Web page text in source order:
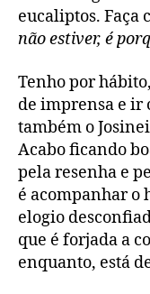
eucaliptos. Faça
não estiver, é
Tenho por
de imprensa e
também o
Acabo ficando
pela resenha e
é acompanhar o
elogio
que é forjada a
enquanto, está